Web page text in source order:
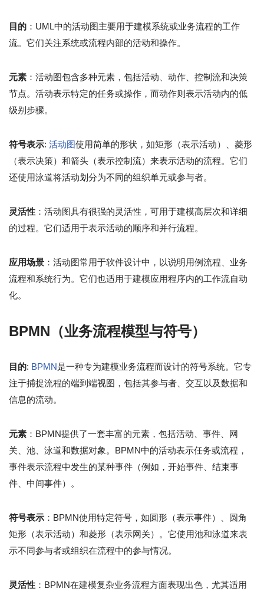
目的 ：UML中的活动图主要用于建模系统或业务流程的工作
流。它们关注系统或流程内部的活动和操作。
元素 ：活动图包含多种元素，包括活动、动作、控制流和决策
节点。活动表示特定的任务或操作，而动作则表示活动内的低
级别步骤。
符号表示: 活动图使用简单的形状，如矩形（表示活动）、菱形
（表示决策）和箭头（表示控制流）来表示活动的流程。它们
还使用泳道将活动划分为不同的组织单元或参与者。
灵活性 ：活动图具有很强的灵活性，可用于建模高层次和详细
的过程。它们适用于表示活动的顺序和并行流程。
应用场景 ：活动图常用于软件设计中，以说明用例流程、业务
流程和系统行为。它们也适用于建模应用程序内的工作流自动
化。
BPMN（业务流程模型与符号）
目的: BPMN是一种专为建模业务流程而设计的符号系统。它专
注于捕捉流程的端到端视图，包括其参与者、交互以及数据和
信息的流动。
元素 ：BPMN提供了一套丰富的元素，包括活动、事件、网
关、池、泳道和数据对象。BPMN中的活动表示任务或流程，
事件表示流程中发生的某种事件（例如，开始事件、结束事
件、中间事件）。
符号表示 ：BPMN使用特定符号，如圆形（表示事件）、圆角
矩形（表示活动）和菱形（表示网关）。它使用池和泳道来表
示不同参与者或组织在流程中的参与情况。
灵活性 ：BPMN在建模复杂业务流程方面表现出色，尤其适用